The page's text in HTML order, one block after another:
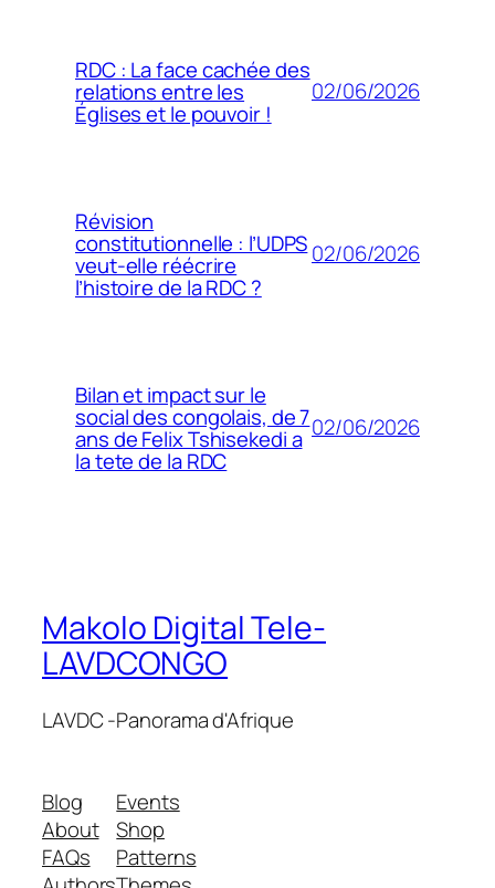
RDC : La face cachée des
relations entre les
Églises et le pouvoir !
02/06/2026
Révision
constitutionnelle : l’UDPS
veut-elle réécrire
l’histoire de la RDC ?
02/06/2026
Bilan et impact sur le
social des congolais, de 7
ans de Felix Tshisekedi a
la tete de la RDC
02/06/2026
Makolo Digital Tele-
LAVDCONGO
LAVDC -Panorama d'Afrique
Blog
About
FAQs
Events
Shop
Patterns